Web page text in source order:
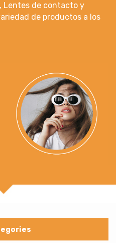
Lentes de contacto y
de productos a los